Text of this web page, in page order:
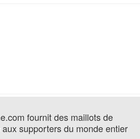
fournit des maillots de
supporters du monde entier